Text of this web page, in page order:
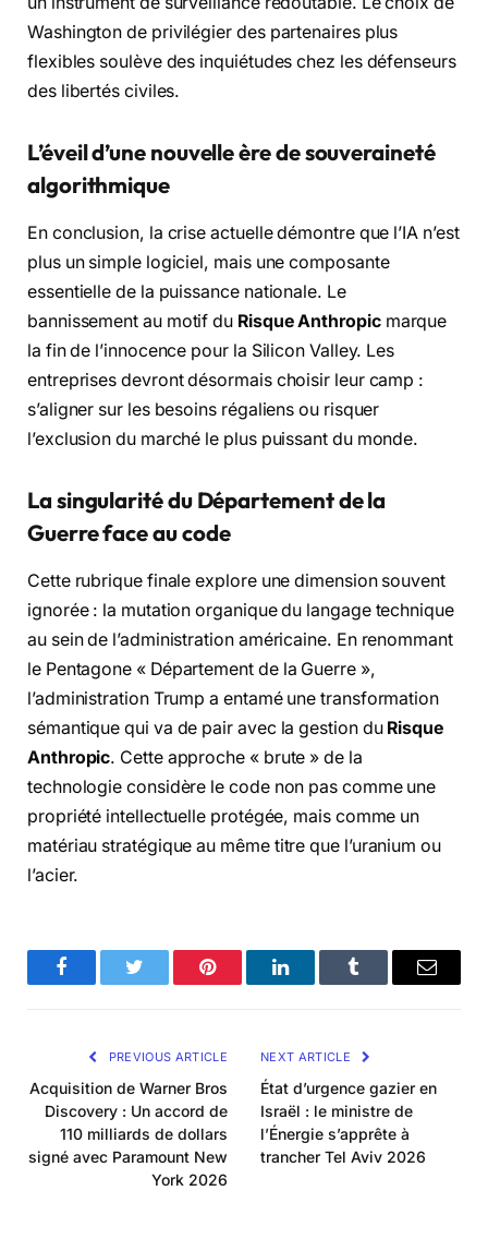
Washington de privilégier des partenaires plus
flexibles soulève des inquiétudes chez les défenseurs
des libertés civiles.
L’éveil d’une nouvelle ère de souveraineté
algorithmique
En conclusion, la crise actuelle démontre que l’IA n’est
plus un simple logiciel, mais une composante
essentielle de la puissance nationale. Le
bannissement au motif du Risque Anthropicmarque
la fin de l’innocence pour la Silicon Valley. Les
entreprises devront désormais choisir leur camp :
s’aligner sur les besoins régaliens ou risquer
l’exclusion du marché le plus puissant du monde.
La singularité du Département de la
Guerre face au code
Cette rubrique finale explore une dimension souvent
ignorée : la mutation organique du langage technique
au sein de l’administration américaine. En renommant
le Pentagone « Département de la Guerre »,
l’administration Trump a entamé une transformation
sémantique qui va de pair avec la gestion du Risque
Anthropic. Cette approche « brute » de la
technologie considère le code non pas comme une
propriété intellectuelle protégée, mais comme un
matériau stratégique au même titre que l’uranium ou
l’acier.
FacebookTwitter Pinterest LinkedInTumblr Email
PREVIOUS ARTICLE
Acquisition de Warner Bros
Discovery : Un accord de
110 milliards de dollars
signé avec Paramount New
York 2026
NEXT ARTICLE
État d’urgence gazier en
Israël : le ministre de
l’Énergie s’apprête à
trancher Tel Aviv 2026